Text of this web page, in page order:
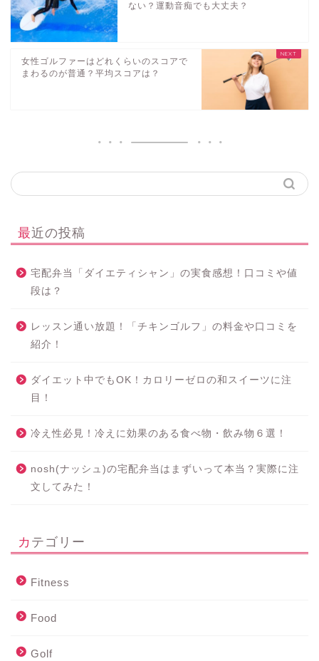
ない？運動音痴でも大丈夫？
女性ゴルファーはどれくらいのスコアで
まわるのが普通？平均スコアは？
最近の投稿
宅配弁当「ダイエティシャン」の実食感想！口コミや値
段は？
レッスン通い放題！「チキンゴルフ」の料金や口コミを
紹介！
ダイエット中でもOK！カロリーゼロの和スイーツに注
目！
冷え性必見！冷えに効果のある食べ物・飲み物６選！
nosh(ナッシュ)の宅配弁当はまずいって本当？実際に注
文してみた！
カテゴリー
Fitness
Food
Golf